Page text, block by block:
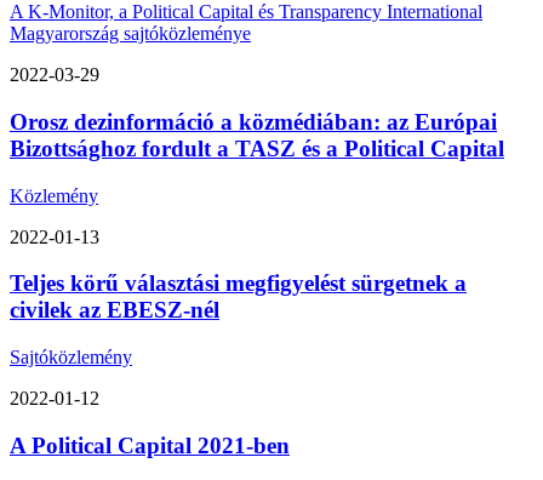
A K-Monitor, a Political Capital és Transparency International
Magyarország sajtóközleménye
2022-03-29
Orosz dezinformáció a közmédiában: az Európai
Bizottsághoz fordult a TASZ és a Political Capital
Közlemény
2022-01-13
Teljes körű választási megfigyelést sürgetnek a
civilek az EBESZ-nél
Sajtóközlemény
2022-01-12
A Political Capital 2021-ben